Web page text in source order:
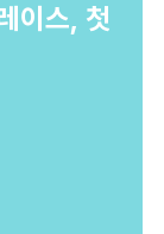
이스, 첫